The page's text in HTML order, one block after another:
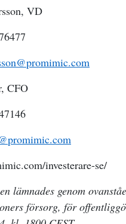
VD
CFO
investerare-se/
lämnades genom
försorg, för